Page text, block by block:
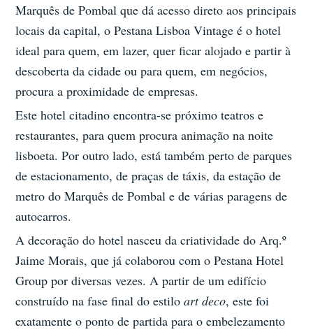
Marquês de Pombal que dá acesso direto aos principais
locais da capital, o Pestana Lisboa Vintage é o hotel
ideal para quem, em lazer, quer ficar alojado e partir à
descoberta da cidade ou para quem, em negócios,
procura a proximidade de empresas.
Este hotel citadino encontra-se próximo teatros e
restaurantes, para quem procura animação na noite
lisboeta. Por outro lado, está também perto de parques
de estacionamento, de praças de táxis, da estação de
metro do Marquês de Pombal e de várias paragens de
autocarros.
A decoração do hotel nasceu da criatividade do Arq.º
Jaime Morais, que já colaborou com o Pestana Hotel
Group por diversas vezes. A partir de um edifício
construído na fase final do estiloart deco, este foi
exatamente o ponto de partida para o embelezamento